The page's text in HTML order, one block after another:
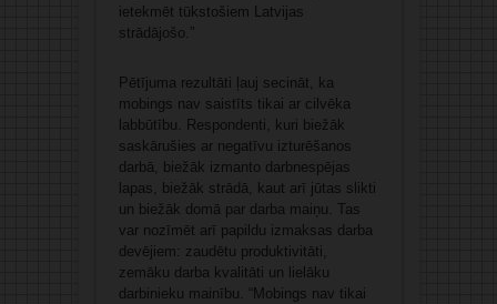
ietekmēt tūkstošiem Latvijas
strādājošo.”
Pētījuma rezultāti ļauj secināt, ka
mobings nav saistīts tikai ar cilvēka
labbūtību. Respondenti, kuri biežāk
saskārušies ar negatīvu izturēšanos
darbā, biežāk izmanto darbnespējas
lapas, biežāk strādā, kaut arī jūtas slikti
un biežāk domā par darba maiņu. Tas
var nozīmēt arī papildu izmaksas darba
devējiem: zaudētu produktivitāti,
zemāku darba kvalitāti un lielāku
darbinieku mainību. “Mobings nav tikai